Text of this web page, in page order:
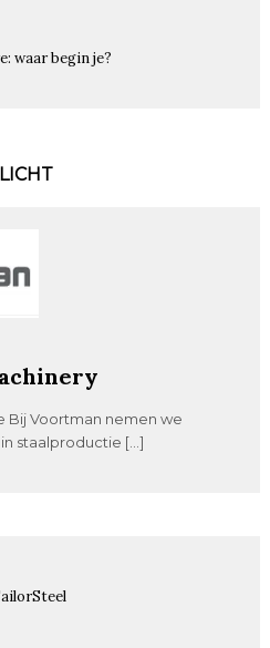
waar begin je?
Bij Voortman nemen we
staalproductie […]